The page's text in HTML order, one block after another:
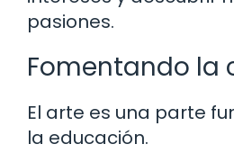
pasiones.
Fomentando la
El arte es una parte
la educación.